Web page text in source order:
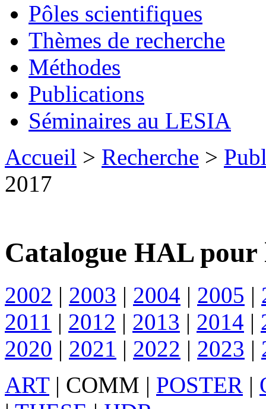
Pôles scientifiques
Thèmes de recherche
Méthodes
Publications
Séminaires au LESIA
Accueil > Recherche >
2017
Catalogue HAL pour
2002 | 2003 | 2004 | 2005 |
2011 | 2012 | 2013 | 2014 |
2020 | 2021 | 2022 | 2023 |
ART| COMM | POSTER |